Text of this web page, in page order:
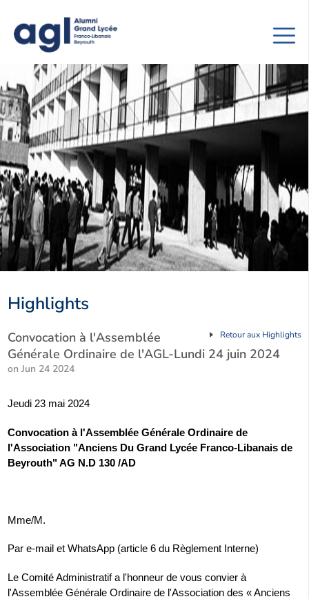
Highlights
Retour aux Highlights
Convocation à l'Assemblée
Générale Ordinaire de l'AGL-Lundi 24 juin 2024
on Jun 24 2024
Jeudi 23 mai 2024
Convocation à l'Assemblée Générale Ordinaire de
l'Association "Anciens Du Grand Lycée Franco-Libanais de
Beyrouth" AG N.D 130 /AD
Mme/M.
Par e-mail et WhatsApp (article 6 du Règlement Interne)
Le Comité Administratif a l'honneur de vous convier à
l'Assemblée Générale Ordinaire de l'Association des « Anciens